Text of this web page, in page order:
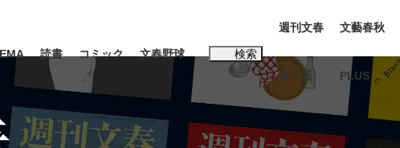
インタビュー
読書 コミック 文春野球 検索
週刊文春
電子版
文藝春秋
PLUS